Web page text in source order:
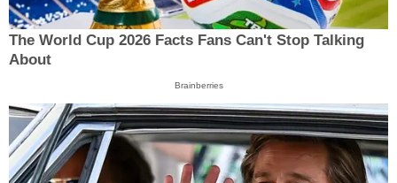
The World Cup 2026 Facts Fans Can't Stop Talking
About
Brainberries